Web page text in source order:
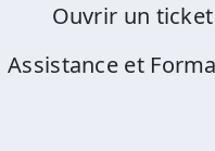
Ouvrir un ticket
Assistance et